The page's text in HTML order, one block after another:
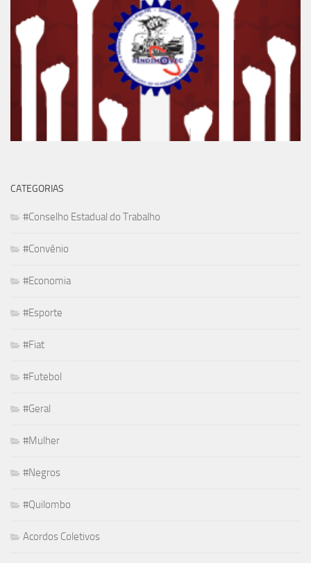
CATEGORIAS
#Conselho Estadual do Trabalho
#Convênio
#Economia
#Esporte
#Fiat
#Futebol
#Geral
#Mulher
#Negros
#Quilombo
Acordos Coletivos